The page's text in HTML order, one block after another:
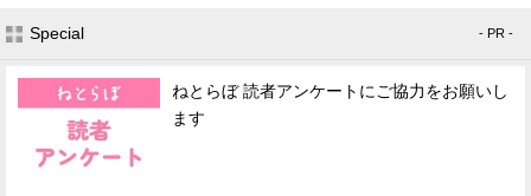
Special - PR -
ねとらぼ 読者アンケートにご協力をお願いし
ます